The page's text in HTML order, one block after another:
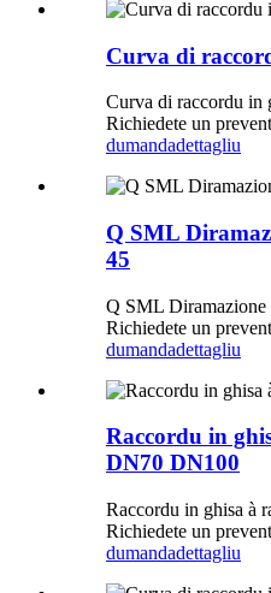
Curva di
Curva di raccordu in
Richiedete un
dumandadettagliu
Q SML
45
Q SML
Richiedete un
dumandadettagliu
Raccordu in
DN70 DN100
Raccordu in ghisa à
Richiedete un
dumandadettagliu